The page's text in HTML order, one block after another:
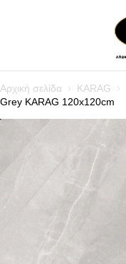
Αρχική σελίδα KARAG
Grey KARAG 120x120cm